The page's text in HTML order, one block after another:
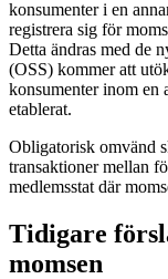
konsumenter i en
registrera sig för
Detta ändras med de
(OSS) kommer att
konsumenter inom en
etablerat.
Obligatorisk omvänd
transaktioner mellan
medlemsstat där
Tidigare
momsen